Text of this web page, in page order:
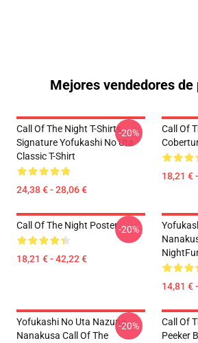
Mejores vendedores de
Call Of The Night T-Shirts -
Signature Yofukashi No Uta
Classic T-Shirt
24,38 € - 28,06 €
-20%
Call Of
18,21 €
Call Of The Night Poster
18,21 € - 42,22 €
-20%
14,81 €
Yofukashi No Uta Nazuna
Nanakusa Call Of The
-20%
Call Of
Peeker